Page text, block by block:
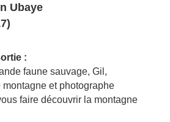
Ubaye
:
faune sauvage, Gil,
et photographe
faire découvrir la montagne